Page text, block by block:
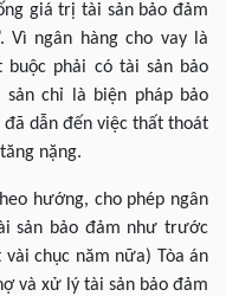
giá trị tài sản bảo đảm
Vì ngân hàng cho vay là
buộc phải có tài sản bảo
chỉ là biện pháp bảo
dẫn đến việc thất thoát
nặng.
hướng, cho phép ngân
sản bảo đảm như trước
chục năm nữa) Tòa án
và xử lý tài sản bảo đảm